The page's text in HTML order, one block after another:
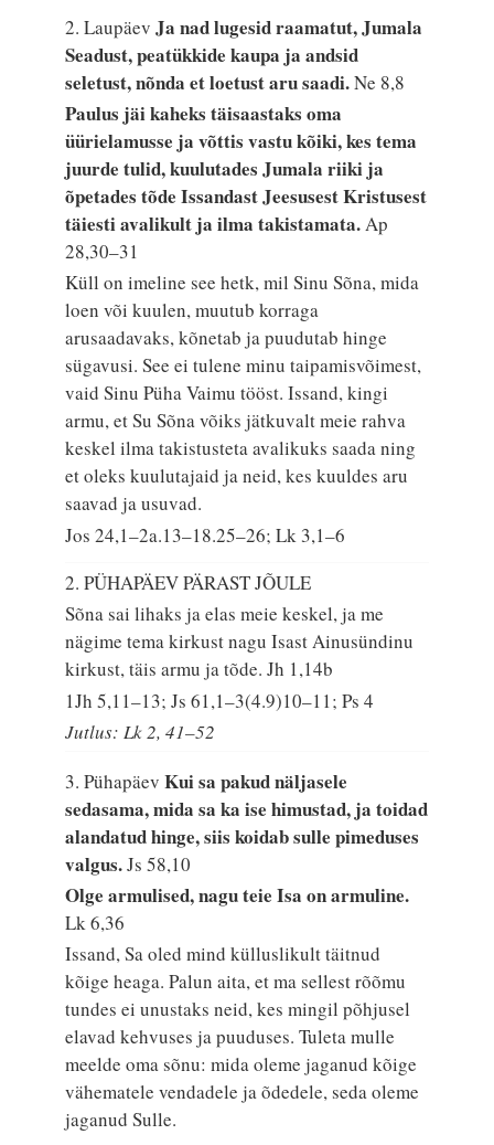
2. LaupäevJa nad lugesid raamatut, Jumala
Seadust, peatükkide kaupa ja andsid
seletust, nõnda et loetust aru saadi.Ne 8,8
Paulus jäi kaheks täisaastaks oma
üürielamusse ja võttis vastu kõiki, kes tema
juurde tulid, kuulutades Jumala riiki ja
õpetades tõde Issandast Jeesusest Kristusest
täiesti avalikult ja ilma takistamata.Ap
28,30–31
Küll on imeline see hetk, mil Sinu Sõna, mida
loen või kuulen, muutub korraga
arusaadavaks, kõnetab ja puudutab hinge
sügavusi. See ei tulene minu taipamisvõimest,
vaid Sinu Püha Vaimu tööst. Issand, kingi
armu, et Su Sõna võiks jätkuvalt meie rahva
keskel ilma takistusteta avalikuks saada ning
et oleks kuulutajaid ja neid, kes kuuldes aru
saavad ja usuvad.
Jos 24,1–2a.13–18.25–26; Lk 3,1–6
2. PÜHAPÄEV PÄRAST JÕULE
Sõna sai lihaks ja elas meie keskel, ja me
nägime tema kirkust nagu Isast Ainusündinu
kirkust, täis armu ja tõde.Jh 1,14b
1Jh 5,11–13; Js 61,1–3(4.9)10–11; Ps 4
Jutlus: Lk 2, 41–52
3. PühapäevKui sa pakud näljasele
sedasama, mida sa ka ise himustad, ja toidad
alandatud hinge, siis koidab sulle pimeduses
valgus.Js 58,10
Olge armulised, nagu teie Isa on armuline.
Lk 6,36
Issand, Sa oled mind külluslikult täitnud
kõige heaga. Palun aita, et ma sellest rõõmu
tundes ei unustaks neid, kes mingil põhjusel
elavad kehvuses ja puuduses. Tuleta mulle
meelde oma sõnu: mida oleme jaganud kõige
vähematele vendadele ja õdedele, seda oleme
jaganud Sulle.